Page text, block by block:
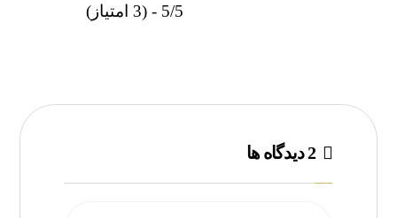
5/5 - (3 امتیاز)
2 دیدگاه ها